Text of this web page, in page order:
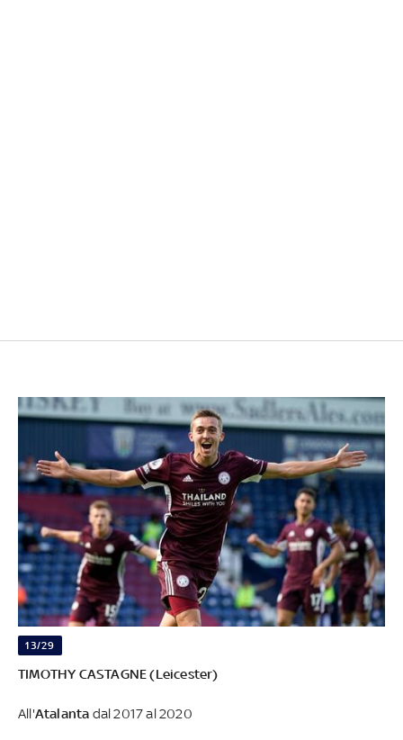
13/29
TIMOTHY CASTAGNE (Leicester)
All'Atalanta dal 2017 al 2020